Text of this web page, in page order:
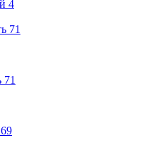
4
71
71
69